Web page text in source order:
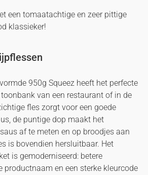
een tomaatachtige en zeer pittige
klassieker!
950g Squeez heeft het perfecte
van een restaurant of in de
fles zorgt voor een goede
de puntige dop maakt het
af te meten en op broodjes aan
is bovendien hersluitbaar. Het
is gemoderniseerd: betere
productnaam en een sterke kleurcode